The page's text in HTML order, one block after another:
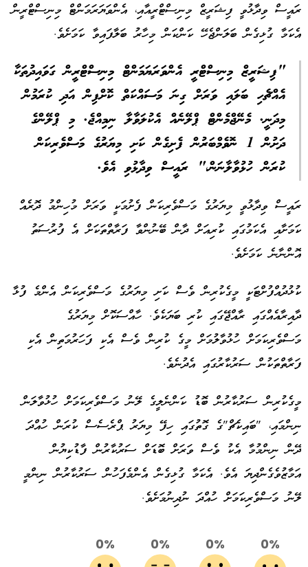
ރައީސް ވިދާޅުވީ ފިޝަރީޒް މިނިސްޓްރީއާއި، އެންވަޔަރަމަންޓް މިނިސްޓްރީން
އެކަމާ ގުޅިގެން ބަލަންޖެހޭ ކަންކަން މިހާރު ބަލާފައިވާ ކަމަށެވެ.
"ފިޝަރީޒް މިނިސްޓްރީ އެންވަރަޔަމަންޓް މިނިސްޓްރީން ގަވައިދުތަކާ
އެއްޗެހި ބަލައި ވަރަށް ގިނަ މަސައްކަތް ކޮށްފިން އަދި ކުރަމުން
މިދަނީ. މެނޭޖްމެންޓް ޕްލޭނެއް އެކުލަވާލާ ނިމިއްޖެ. މި ޕްލޭންގެ
ދަށުން 1 ނޮވެމްބަރުން ފެށިގެން ކަށި މިޔަރުގެ މަސްވެރިކަން
ކުރަން ހުޅުވާލާނަން،" ރައީސް ވިދާޅުވި އެވެ.
ރައީސް ވިދާޅުވީ މިޔަރުގެ މަސްވެރިކަން ފެށުމަކީ ވަރަށް މުހިންމު ދޮރެއް
ކަމަށާއި އެކަމުގައި ކުރިއަށް ދާން ބޭނުންވާ ފަރާތްތަކަށް އެ ފުރުސަތު
އޮންނާނެ ކަމަށެވެ.
ކުޅުދުއްފުށްޓަކީ މީގެކުރިން ވެސް ކަށި މިޔަރުގެ މަސްވެރިކަން އެންމެ ފުޅާ
ދާއިރާއެއްގައި ރާއްޖޭގައި ކުރި ބަޔަކެވެ. ހާއްސަކޮށް މިޔަރުގެ
މަސްވެރިކަމަށް ހުޅުވާލުމަށް މީގެ ކުރިން ވެސް އެކި ފަހަރުމަތިން އެކި
ފަރާތްތަކުން ސަރުކާރުގައި އެދުނެވެ.
މީގެކުރިން ސަރުކާރުން ބޮޑު ކަންނެލީގެ ލޭނު މަސްވެރިކަމަށް ހުޅުވާލަން
ނިންމައި، "ބައިކެޗް"ގެ ގޮތުގައި ހިފޭ މިޔަރު ޕްރެސެސް ކުރަން ހުއްދަ
ދޭން ނިންމުމާ އެކު ވެސް ވަރަށް ބޮޑަށް ސަރުކާރުން ފާޑުކިޔުން
އަމާޒުވެގެންދިޔަ އެވެ. އެކަމާ ގުޅިގެން އެންމެފަހުން ސަރުކާރުން ނިންމީ
ލޭނު މަސްވެރިކަމަށް ހުއްދަ ނުދިނުމަށެވެ.
0%
0%
0%
0%